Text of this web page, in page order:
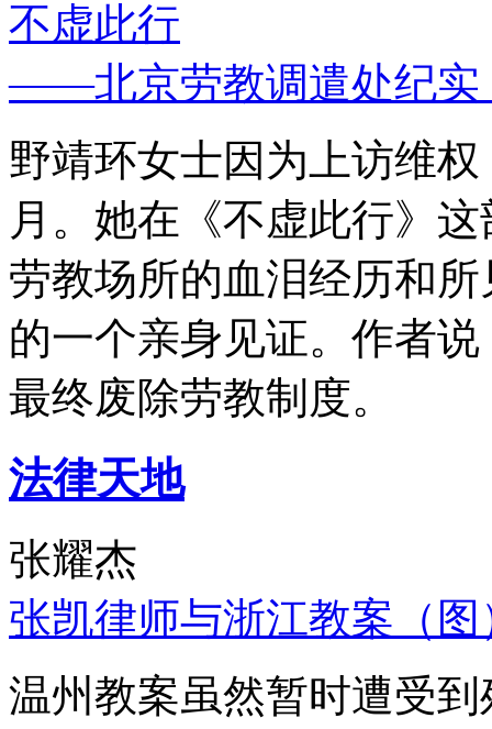
不虚此行
——北京劳教调遣处纪实
野靖环女士因为上访维
月。她在《不虚此行》
劳教场所的血泪经历和
的一个亲身见证。作者
最终废除劳教制度。
法律天地
张耀杰
张凯律师与浙江教案（图
温州教案虽然暂时遭受